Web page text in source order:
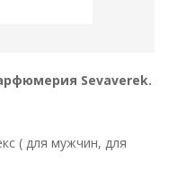
Sevaverek.
( для мужчин, для